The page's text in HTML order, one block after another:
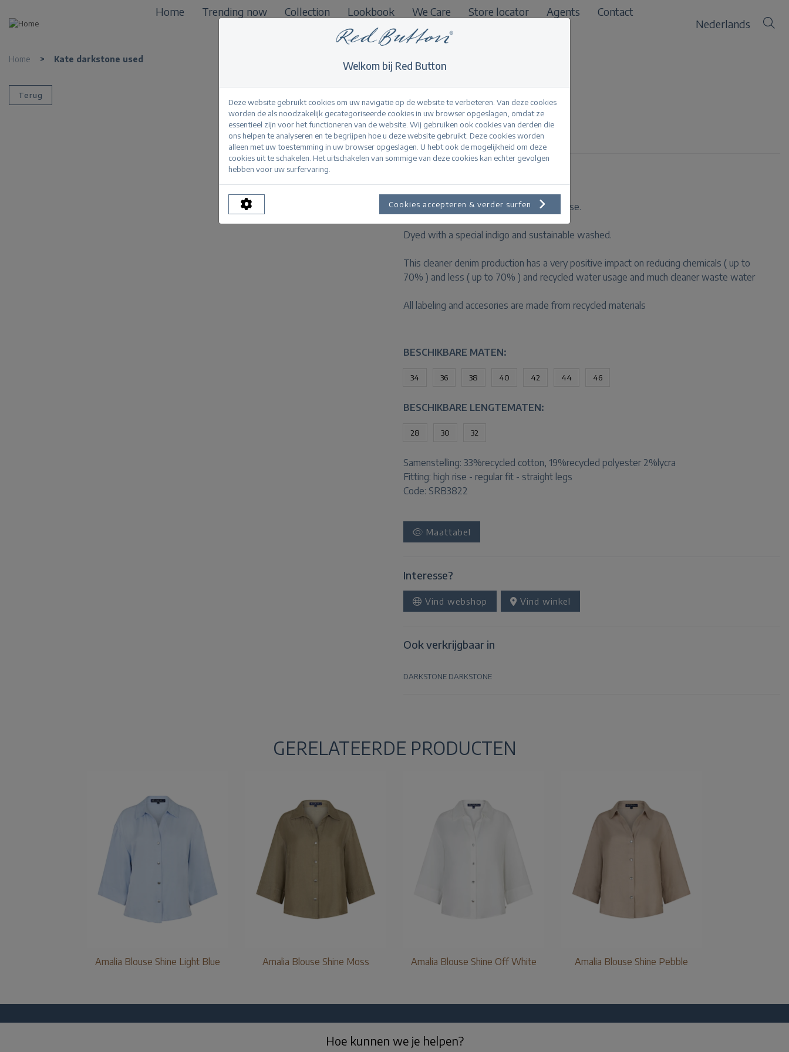
Home Trending now Collection Lookbook We Care Store locator Agents
Contact
B2B
Nederlands
Home > Kate darkstone used
Terug
Kate darkstone used
About our Kate
Kate has straight legs and medium high rise.
Dyed with a special indigo and sustainable washed.
This cleaner denim production has a very positive impact on reducing chemicals ( up to
70% ) and less ( up to 70% ) and recycled water usage and much cleaner waste water
All labeling and accesories are made from recycled materials
BESCHIKBARE MATEN:
34 36 38 40 42 44 46
BESCHIKBARE LENGTEMATEN:
28 30 32
Samenstelling: 33%recycled cotton, 19%recycled polyester 2%lycra
Fitting: high rise - regular fit - straight legs
Code: SRB3822
Maattabel
Interesse?
Vind webshop Vind winkel
Ook verkrijgbaar in
DARKSTONE DARKSTONE
GERELATEERDE PRODUCTEN
Amalia Blouse Shine Light Blue Amalia Blouse Shine Moss Amalia Blouse Shine Off White Amalia Blouse Shine Pebble
Welkom bij Red Button
Deze website gebruikt cookies om uw navigatie op de website te verbeteren. Van deze cookies
worden de als noodzakelijk gecategoriseerde cookies in uw browser opgeslagen, omdat ze
essentieel zijn voor het functioneren van de website. Wij gebruiken ook cookies van derden die
ons helpen te analyseren en te begrijpen hoe u deze website gebruikt. Deze cookies worden
alleen met uw toestemming in uw browser opgeslagen. U hebt ook de mogelijkheid om deze
cookies uit te schakelen. Het uitschakelen van sommige van deze cookies kan echter gevolgen
hebben voor uw surfervaring.
Cookies accepteren & verder surfen
Hoe kunnen we je helpen?